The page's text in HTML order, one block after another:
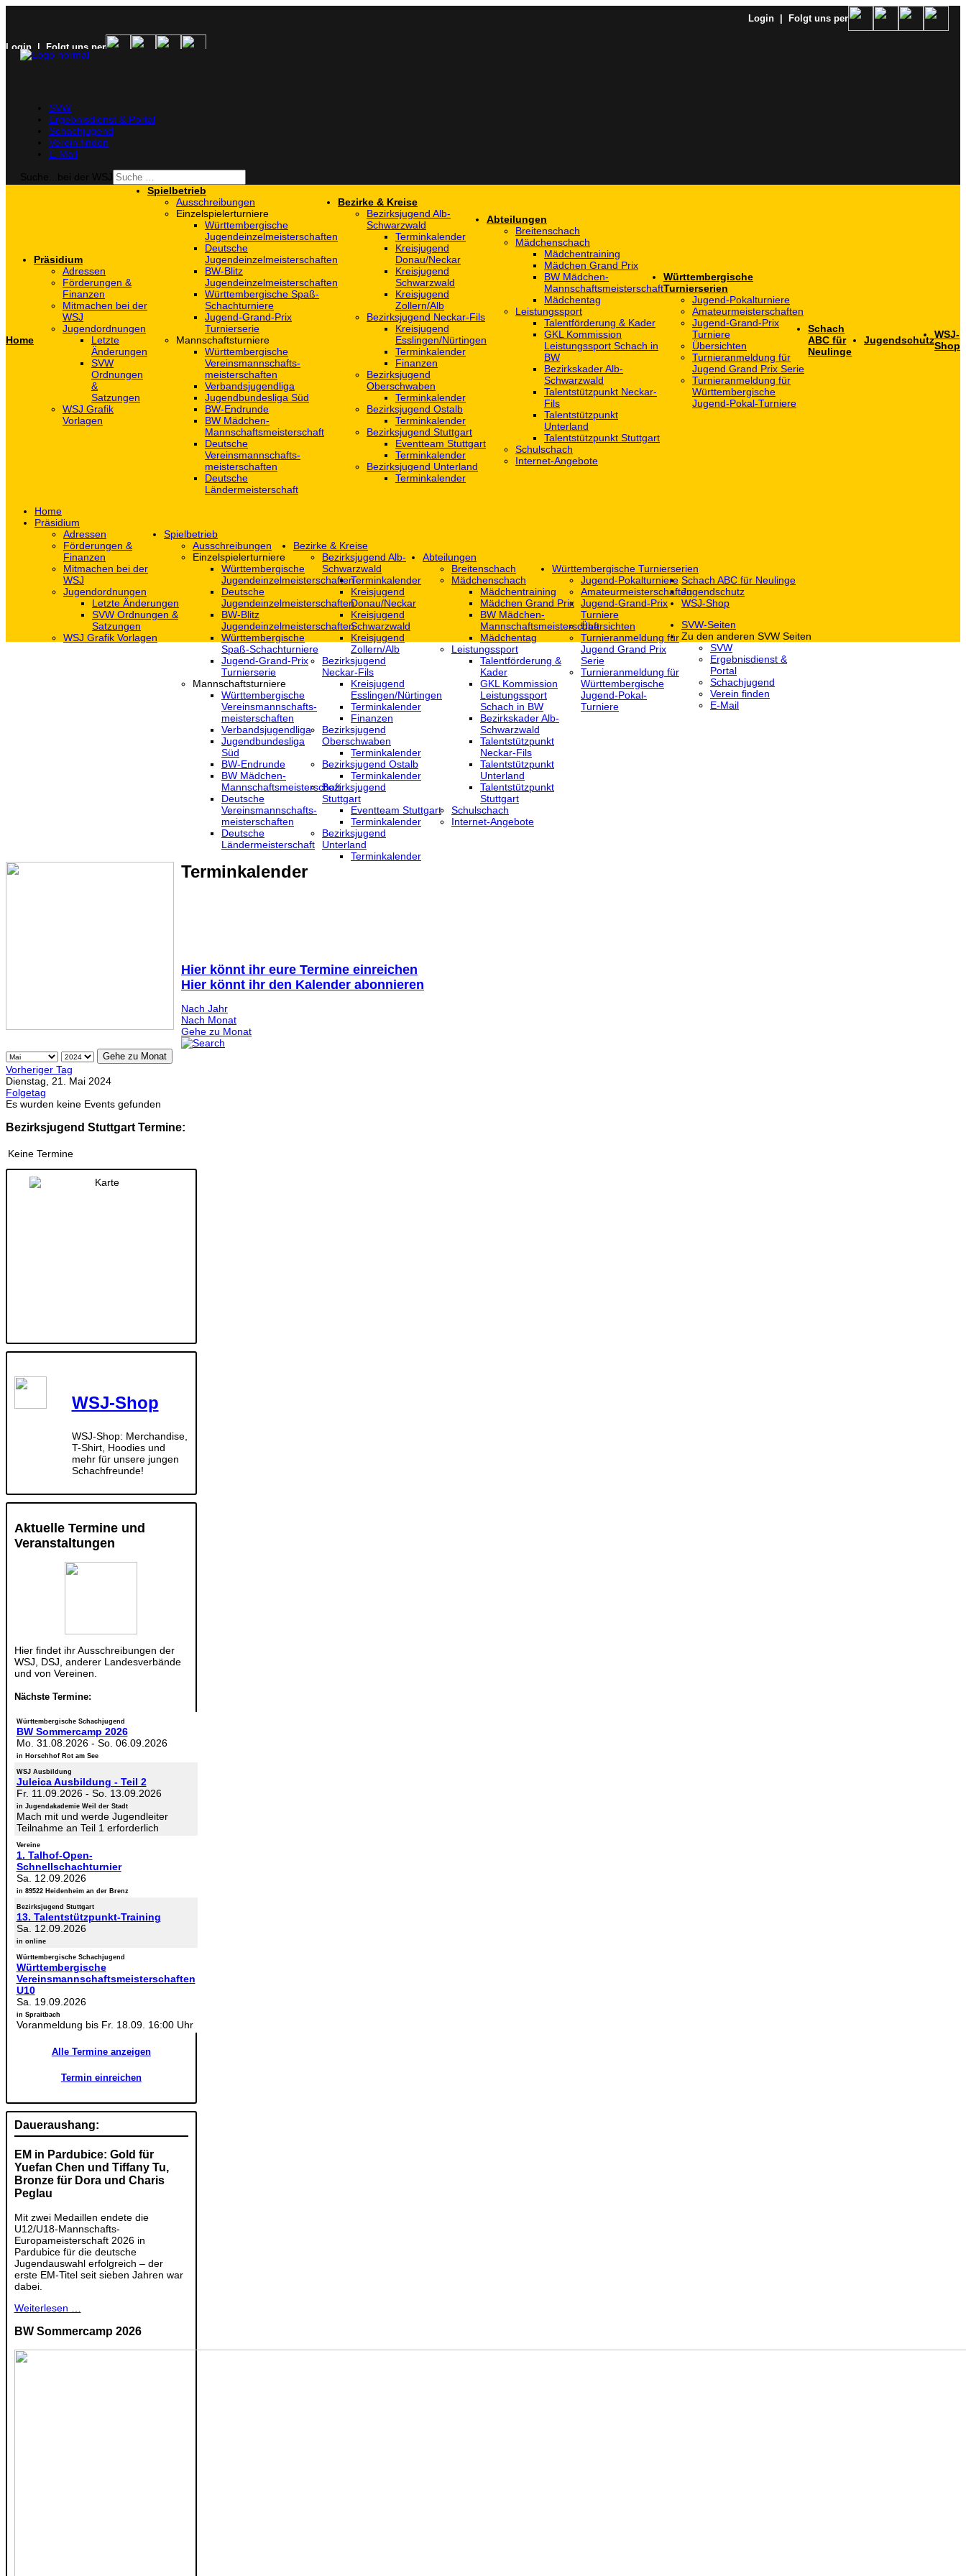
Login | Folgt uns per
Login | Folgt uns per
SVW
Ergebnisdienst & Portal
Schachjugend
Verein finden
E-Mail
Home
Präsidium
Adressen
Förderungen &
Finanzen
Mitmachen bei der
WSJ
Jugendordnungen
Letzte
Änderungen
SVW
Ordnungen
&
Satzungen
WSJ Grafik
Vorlagen
Spielbetrieb
Ausschreibungen
Einzelspielerturniere
Württembergische
Jugendeinzelmeisterschaften
Deutsche
Jugendeinzelmeisterschaften
BW-Blitz
Jugendeinzelmeisterschaften
Württembergische Spaß-
Schachturniere
Jugend-Grand-Prix
Turnierserie
Mannschaftsturniere
Württembergische
Vereinsmannschafts-
meisterschaften
Verbandsjugendliga
Jugendbundesliga Süd
BW-Endrunde
BW Mädchen-
Mannschaftsmeisterschaft
Deutsche
Vereinsmannschafts-
meisterschaften
Deutsche
Ländermeisterschaft
Bezirke & Kreise
Bezirksjugend Alb-
Schwarzwald
Terminkalender
Kreisjugend
Donau/Neckar
Kreisjugend
Schwarzwald
Kreisjugend
Zollern/Alb
Bezirksjugend Neckar-Fils
Kreisjugend
‎Esslingen/Nürtingen
Terminkalender
Finanzen
Bezirksjugend
Oberschwaben
Terminkalender
Bezirksjugend Ostalb
Terminkalender
Bezirksjugend Stuttgart
‎Eventteam Stuttgart
Terminkalender
Bezirksjugend Unterland
Terminkalender
Abteilungen
Breitenschach
Mädchenschach
Mädchentraining
Mädchen Grand Prix
BW Mädchen-
Mannschaftsmeisterschaft
Mädchentag
Leistungssport
Talentförderung & Kader
GKL Kommission
Leistungssport Schach in
BW
Bezirkskader Alb-
Schwarzwald
Talentstützpunkt Neckar-
Fils
Talentstützpunkt
Unterland
Talentstützpunkt Stuttgart
Schulschach
Internet-Angebote
Württembergische
Turnierserien
Jugend-Pokalturniere
Amateurmeisterschaften
Jugend-Grand-Prix
Turniere
Übersichten
Turnieranmeldung für
Jugend Grand Prix Serie
Turnieranmeldung für
Württembergische
Jugend-Pokal-Turniere
Schach
ABC für
Neulinge
JugendschutzWSJ-
Shop
Home
Präsidium
Adressen
Förderungen &
Finanzen
Mitmachen bei der
WSJ
Jugendordnungen
Letzte Änderungen
SVW Ordnungen &
Satzungen
WSJ Grafik Vorlagen
Spielbetrieb
Ausschreibungen
Einzelspielerturniere
Württembergische
Jugendeinzelmeisterschaften
Deutsche
Jugendeinzelmeisterschaften
BW-Blitz
Jugendeinzelmeisterschaften
Württembergische
Spaß-Schachturniere
Jugend-Grand-Prix
Turnierserie
Mannschaftsturniere
Württembergische
Vereinsmannschafts-
meisterschaften
Verbandsjugendliga
Jugendbundesliga
Süd
BW-Endrunde
BW Mädchen-
Mannschaftsmeisterschaft
Deutsche
Vereinsmannschafts-
meisterschaften
Deutsche
Ländermeisterschaft
Bezirke & Kreise
Bezirksjugend Alb-
Schwarzwald
Terminkalender
Kreisjugend
Donau/Neckar
Kreisjugend
Schwarzwald
Kreisjugend
Zollern/Alb
Bezirksjugend
Neckar-Fils
Kreisjugend
‎Esslingen/Nürtingen
Terminkalender
Finanzen
Bezirksjugend
Oberschwaben
Terminkalender
Bezirksjugend Ostalb
Terminkalender
Bezirksjugend
Stuttgart
‎Eventteam Stuttgart
Terminkalender
Bezirksjugend
Unterland
Terminkalender
Abteilungen
Breitenschach
Mädchenschach
Mädchentraining
Mädchen Grand Prix
BW Mädchen-
Mannschaftsmeisterschaft
Mädchentag
Leistungssport
Talentförderung &
Kader
GKL Kommission
Leistungssport
Schach in BW
Bezirkskader Alb-
Schwarzwald
Talentstützpunkt
Neckar-Fils
Talentstützpunkt
Unterland
Talentstützpunkt
Stuttgart
Schulschach
Internet-Angebote
Württembergische Turnierserien
Jugend-Pokalturniere
Amateurmeisterschaften
Jugend-Grand-Prix
Turniere
Übersichten
Turnieranmeldung für
Jugend Grand Prix
Serie
Turnieranmeldung für
Württembergische
Jugend-Pokal-
Turniere
Schach ABC für Neulinge
Jugendschutz
WSJ-Shop
SVW-Seiten
Zu den anderen SVW Seiten
SVW
Ergebnisdienst &
Portal
Schachjugend
Verein finden
E-Mail
Terminkalender
Hier könnt ihr eure Termine einreichen
Hier könnt ihr den Kalender abonnieren
Nach Jahr
Nach Monat
Gehe zu Monat
Gehe zu Monat
Vorheriger Tag
Dienstag, 21. Mai 2024
Folgetag
Es wurden keine Events gefunden
Bezirksjugend Stuttgart Termine:
Keine Termine
WSJ-Shop
WSJ-Shop: Merchandise,
T-Shirt, Hoodies und
mehr für unsere jungen
Schachfreunde!
Aktuelle Termine und
Veranstaltungen
Hier findet ihr Ausschreibungen der
WSJ, DSJ, anderer Landesverbände
und von Vereinen.
Nächste Termine:
Württembergische Schachjugend
BW Sommercamp 2026
Mo. 31.08.2026- So. 06.09.2026
in Horschhof Rot am See
WSJ Ausbildung
Juleica Ausbildung - Teil 2
Fr. 11.09.2026- So. 13.09.2026
in Jugendakademie Weil der Stadt
Mach mit und werde Jugendleiter
Teilnahme an Teil 1 erforderlich
Vereine
1. Talhof-Open-
Schnellschachturnier
Sa. 12.09.2026
in 89522 Heidenheim an der Brenz
Bezirksjugend Stuttgart
13. Talentstützpunkt-Training
Sa. 12.09.2026
in online
Württembergische Schachjugend
Württembergische
Vereinsmannschaftsmeisterschaften
U10
Sa. 19.09.2026
in Spraitbach
Voranmeldung bis Fr. 18.09. 16:00 Uhr
Alle Termine anzeigen
Termin einreichen
Daueraushang:
EM in Pardubice: Gold für
Yuefan Chen und Tiffany Tu,
Bronze für Dora und Charis
Peglau
Mit zwei Medaillen endete die
U12/U18-Mannschafts-
Europameisterschaft 2026 in
Pardubice für die deutsche
Jugendauswahl erfolgreich – der
erste EM-Titel seit sieben Jahren war
dabei.
Weiterlesen …
BW Sommercamp 2026